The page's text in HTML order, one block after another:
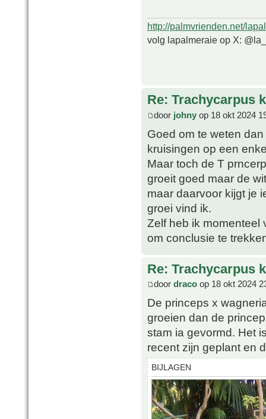
http://palmvrienden.net/
volg lapalmeraie op X:
Re: Trachycarpus
door johny op 18 okt 2024
Goed om te weten
kruisingen op een
Maar toch de T
groeit goed maar de
maar daarvoor kijgt je
groei vind ik.
Zelf heb ik momenteel
om conclusie te
Re: Trachycarpus
door draco op 18 okt 2024
De princeps x
groeien dan de
stam ia gevormd. Het
recent zijn geplant en
BIJLAGEN